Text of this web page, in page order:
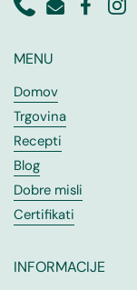
MENU
Domov
Trgovina
Recepti
Blog
Dobre misli
Certifikati
INFORMACIJE